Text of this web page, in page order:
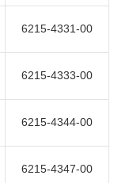
6215-4331-00
6215-4333-00
6215-4344-00
6215-4347-00